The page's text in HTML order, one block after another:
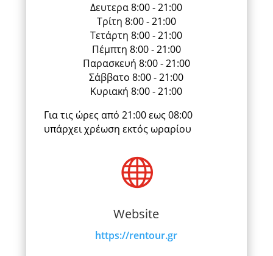
Δευτερα 8:00 - 21:00
Τρίτη 8:00 - 21:00
Τετάρτη 8:00 - 21:00
Πέμπτη 8:00 - 21:00
Παρασκευή 8:00 - 21:00
Σάββατο 8:00 - 21:00
Κυριακή 8:00 - 21:00
Για τις ώρες από 21:00 εως 08:00
υπάρχει χρέωση εκτός ωραρίου

Website
https://rentour.gr